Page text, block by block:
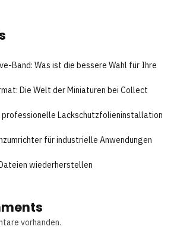
Band: Was ist die bessere Wahl für Ihre
Die Welt der Miniaturen bei Collect
Lackschutzfolieninstallation
für industrielle Anwendungen
wiederherstellen
vorhanden.